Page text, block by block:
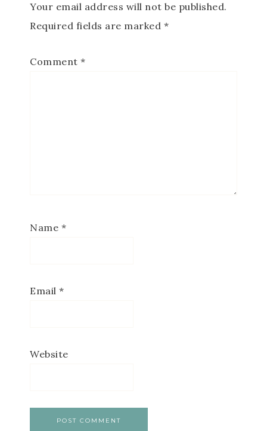
Your email address will not be published.
Required fields are marked *
Comment *
Name *
Email *
Website